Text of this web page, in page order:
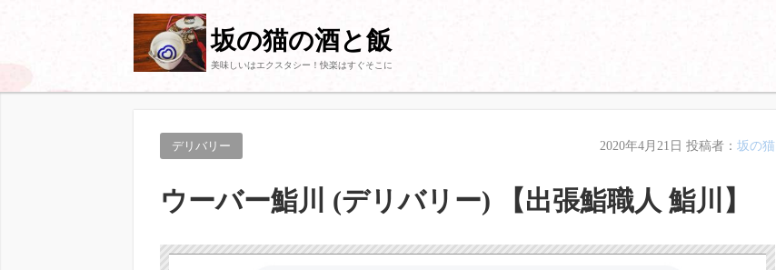
坂の猫の酒と飯
美味しいはエクスタシー！快楽はすぐそこに
デリバリー 2020年4月21日 投稿者： 坂の猫
ウーバー鮨川 (デリバリー) 【出張鮨職人 鮨川】